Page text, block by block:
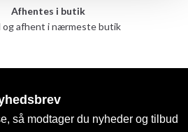
Afhentes i butik
og afhent i nærmeste butik
så modtager du nyheder og tilbud